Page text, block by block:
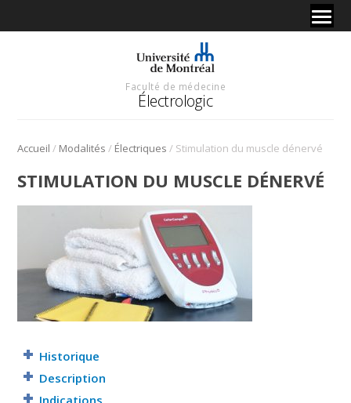
Faculté de médecine
Électrologic
Accueil / Modalités / Électriques / Stimulation du muscle dénervé
STIMULATION DU MUSCLE DÉNERVÉ
Historique
Description
Indications